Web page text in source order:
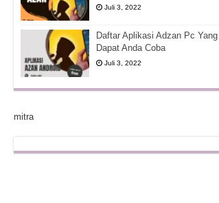
Juli 3, 2022
Daftar Aplikasi Adzan Pc Yang
Dapat Anda Coba
Juli 3, 2022
mitra